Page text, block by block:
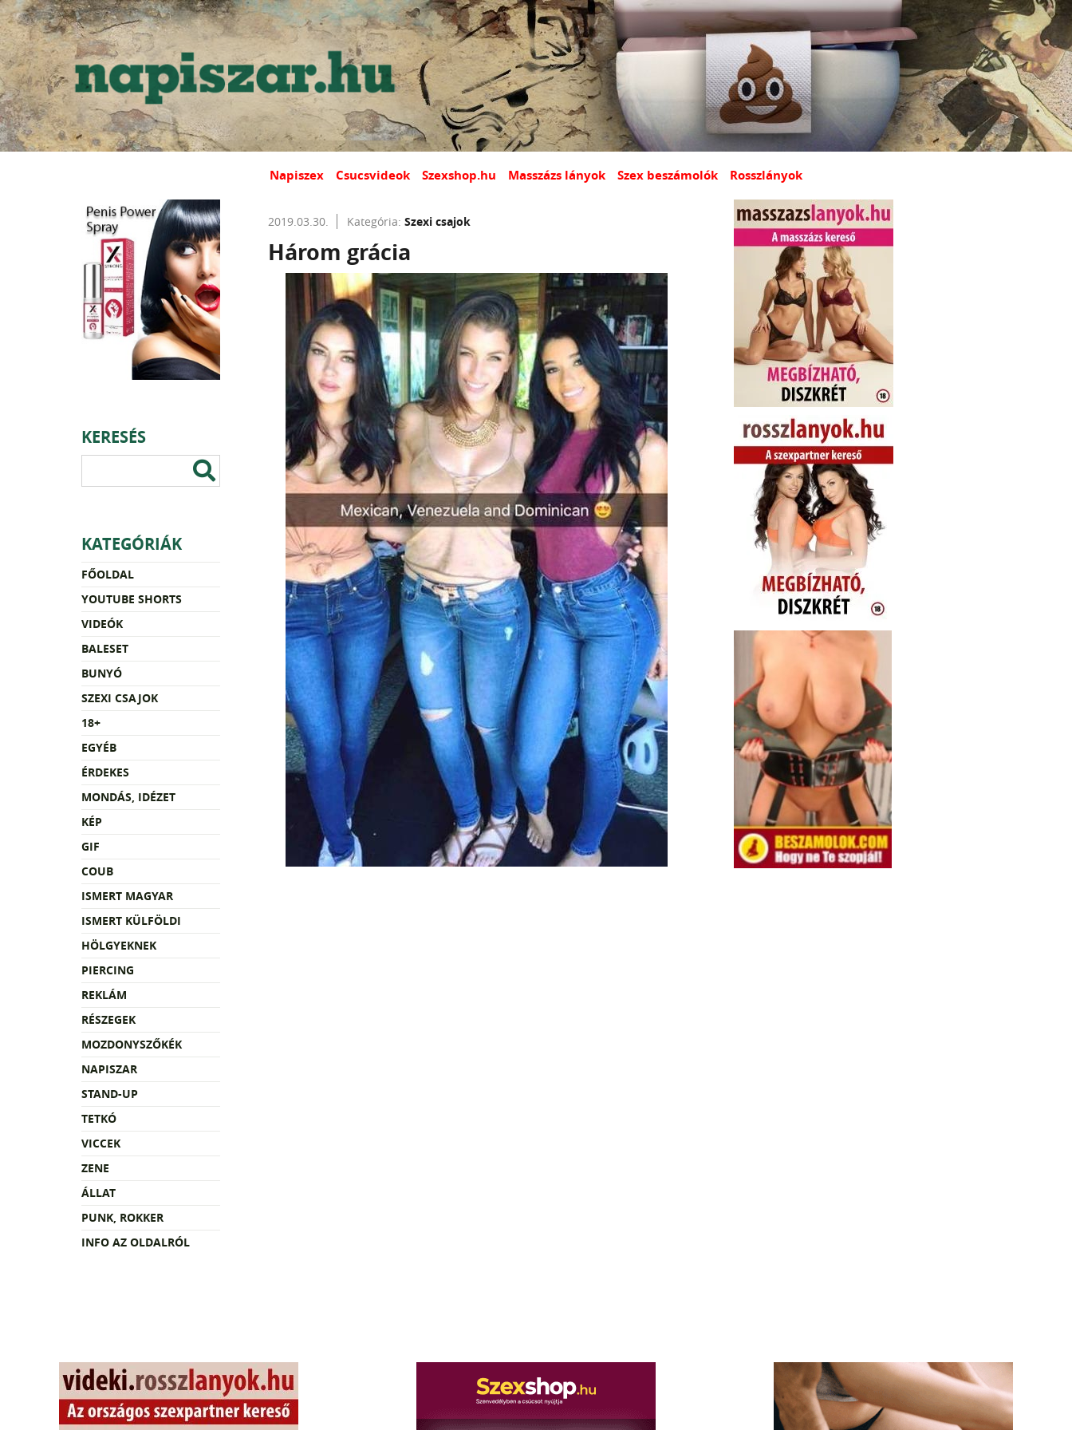
Napiszex Csucsvideok Szexshop.hu Masszázs lányok Szex beszámolók Rosszlányok
KERESÉS
KATEGÓRIÁK
FŐOLDAL
YOUTUBE SHORTS
VIDEÓK
BALESET
BUNYÓ
SZEXI CSAJOK
18+
EGYÉB
ÉRDEKES
MONDÁS, IDÉZET
KÉP
GIF
COUB
ISMERT MAGYAR
ISMERT KÜLFÖLDI
HÖLGYEKNEK
PIERCING
REKLÁM
RÉSZEGEK
MOZDONYSZŐKÉK
NAPISZAR
STAND-UP
TETKÓ
VICCEK
ZENE
ÁLLAT
PUNK, ROKKER
INFO AZ OLDALRÓL
2019.03.30. Kategória: Szexi csajok
Három grácia